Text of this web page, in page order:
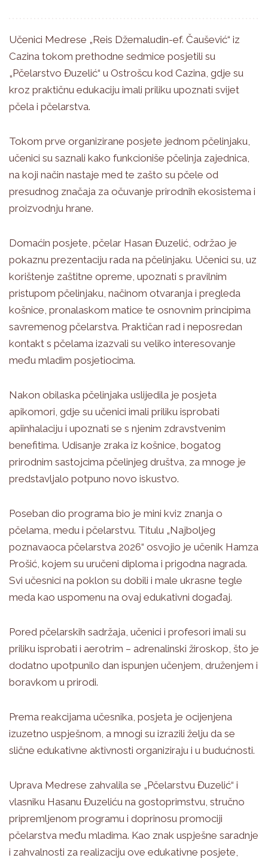
Učenici Medrese „Reis Džemaludin-ef. Čaušević“ iz
Cazina tokom prethodne sedmice posjetili su
„Pčelarstvo Đuzelić“ u Ostrošcu kod Cazina, gdje su
kroz praktičnu edukaciju imali priliku upoznati svijet
pčela i pčelarstva.
Tokom prve organizirane posjete jednom pčelinjaku,
učenici su saznali kako funkcioniše pčelinja zajednica,
na koji način nastaje med te zašto su pčele od
presudnog značaja za očuvanje prirodnih ekosistema i
proizvodnju hrane.
Domaćin posjete, pčelar Hasan Đuzelić, održao je
pokaznu prezentaciju rada na pčelinjaku. Učenici su, uz
korištenje zaštitne opreme, upoznati s pravilnim
pristupom pčelinjaku, načinom otvaranja i pregleda
košnice, pronalaskom matice te osnovnim principima
savremenog pčelarstva. Praktičan rad i neposredan
kontakt s pčelama izazvali su veliko interesovanje
među mladim posjetiocima.
Nakon obilaska pčelinjaka uslijedila je posjeta
apikomori, gdje su učenici imali priliku isprobati
apiinhalaciju i upoznati se s njenim zdravstvenim
benefitima. Udisanje zraka iz košnice, bogatog
prirodnim sastojcima pčelinjeg društva, za mnoge je
predstavljalo potpuno novo iskustvo.
Poseban dio programa bio je mini kviz znanja o
pčelama, medu i pčelarstvu. Titulu „Najboljeg
poznavaoca pčelarstva 2026“ osvojio je učenik Hamza
Prošić, kojem su uručeni diploma i prigodna nagrada.
Svi učesnici na poklon su dobili i male ukrasne tegle
meda kao uspomenu na ovaj edukativni događaj.
Pored pčelarskih sadržaja, učenici i profesori imali su
priliku isprobati i aerotrim – adrenalinski žiroskop, što je
dodatno upotpunilo dan ispunjen učenjem, druženjem i
boravkom u prirodi.
Prema reakcijama učesnika, posjeta je ocijenjena
izuzetno uspješnom, a mnogi su izrazili želju da se
slične edukativne aktivnosti organiziraju i u budućnosti.
Uprava Medrese zahvalila se „Pčelarstvu Đuzelić“ i
vlasniku Hasanu Đuzeliću na gostoprimstvu, stručno
pripremljenom programu i doprinosu promociji
pčelarstva među mladima. Kao znak uspješne saradnje
i zahvalnosti za realizaciju ove edukativne posjete,